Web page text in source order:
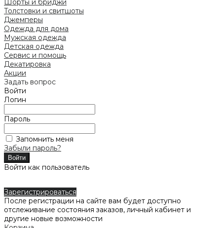
Толстовки и свитшоты
Джемперы
Одежда для дома
Мужская одежда
Детская одежда
Сервис и помощь
Декатировка
Акции
Задать вопрос
Войти
Логин
Пароль
Запомнить меня
Забыли пароль?
Войти как пользователь
Зарегистрироваться
После регистрации на сайте вам будет доступно
отслеживание состояния заказов, личный кабинет и
другие новые возможности